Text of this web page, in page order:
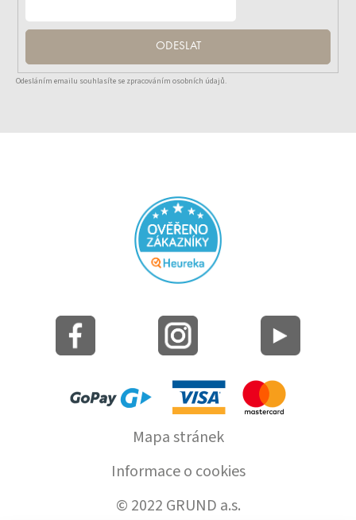
ODESLAT
Odesláním emailu souhlasíte se zpracováním osobních údajů.
Mapa stránek
Informace o cookies
© 2022 GRUND a.s.